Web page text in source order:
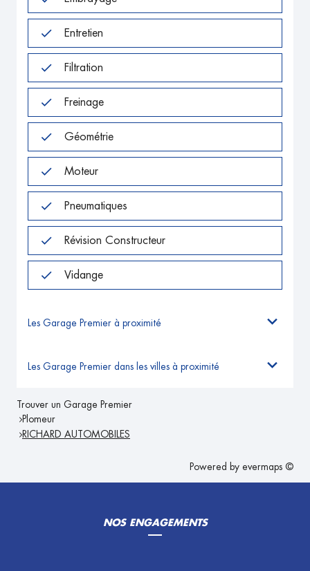
Entretien
Filtration
Freinage
Géométrie
Moteur
Pneumatiques
Révision Constructeur
Vidange
Les Garage Premier à proximité
Les Garage Premier dans les villes à proximité
Trouver un Garage Premier
Plomeur
RICHARD AUTOMOBILES
Powered by evermaps ©
NOS ENGAGEMENTS